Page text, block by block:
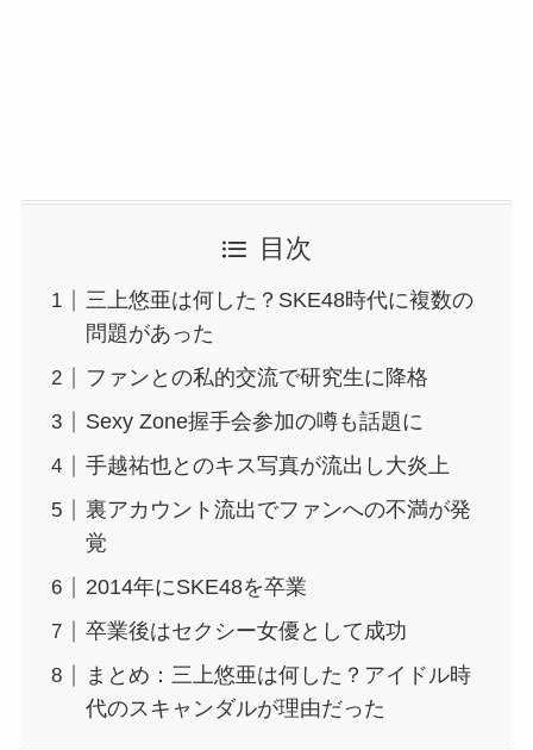
目次
三上悠亜は何した？SKE48時代に複数の
問題があった
ファンとの私的交流で研究生に降格
Sexy Zone握手会参加の噂も話題に
手越祐也とのキス写真が流出し大炎上
裏アカウント流出でファンへの不満が発
覚
2014年にSKE48を卒業
卒業後はセクシー女優として成功
まとめ：三上悠亜は何した？アイドル時
代のスキャンダルが理由だった